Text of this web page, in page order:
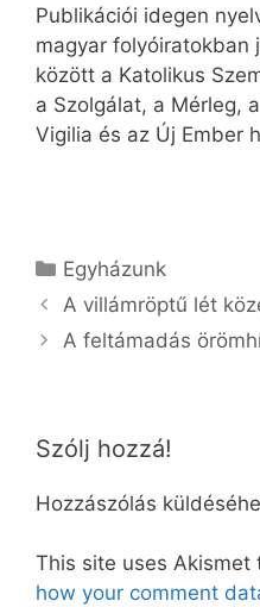
Publikációi idegen
magyar folyóiratokban
között a Katolikus
a Szolgálat, a Mérleg,
Vigilia és az Új Ember
Kategória
Egyházunk
A villámröptű lét
A feltámadás
Szólj hozzá!
Hozzászólás
This site uses Akismet
how your comment